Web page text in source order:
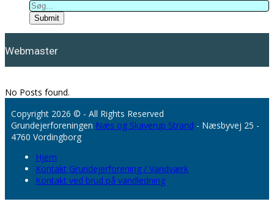
Submit
Webmaster
No Posts found.
Copyright 2026 © - All Rights Reserved
Grundejerforeningen Næs og Skaverup Strand - Næsbyvej 25 -
4760 Vordingborg
Hjem
Kontakt Grundejerforening / Vandværk
Kontakt ved brud på vandledning